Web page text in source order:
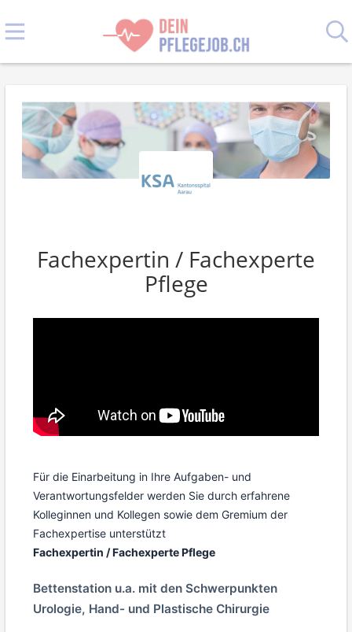
Fachexpertin / Fachexperte
Pflege
Für die Einarbeitung in Ihre Aufgaben- und
Verantwortungsfelder werden Sie durch erfahrene
Kolleginnen und Kollegen sowie dem Gremium der
Fachexpertise unterstützt
Fachexpertin / Fachexperte Pflege
Bettenstation u.a. mit den Schwerpunkten
Urologie, Hand- und Plastische Chirurgie